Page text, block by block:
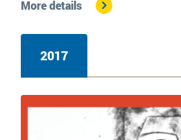
More details
2017